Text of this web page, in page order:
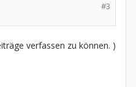
#3
verfassen zu können. )